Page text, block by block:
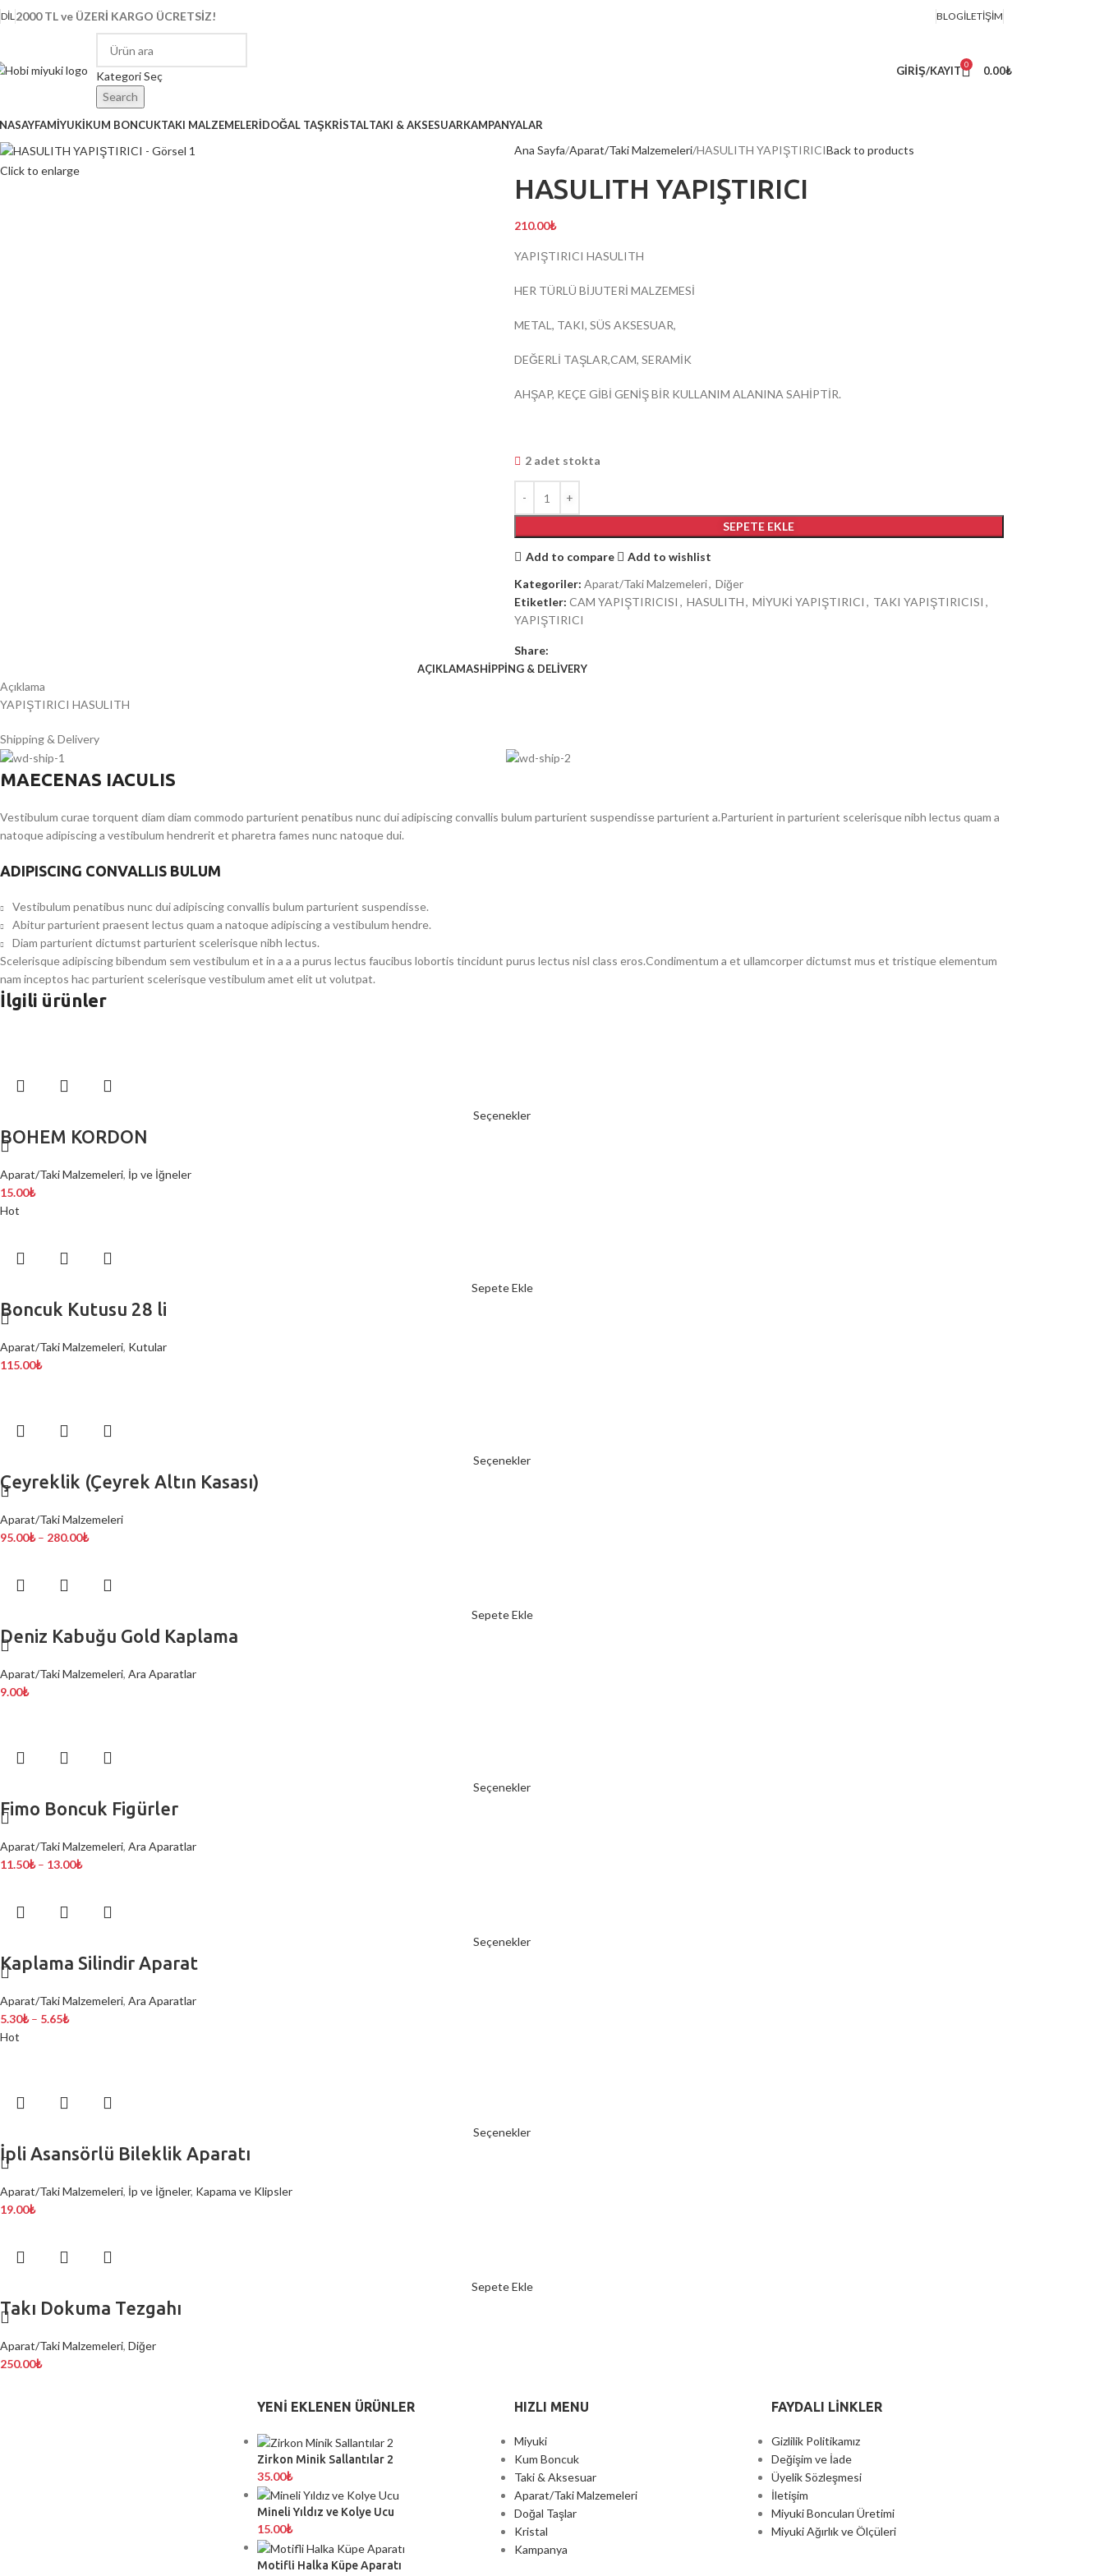
DIL2000 TL ve ÜZERİ KARGO ÜCRETSİZ! BLOGİLETIŞIM
Kategori Seç
Search
GIRIŞ/KAYIT 0 0.00₺
MİYUKİKUM BONCUKTAKI MALZEMELERİDOĞAL TAŞKRİSTALTAKI & AKSESUARKAMPANYALAR
Click to enlarge
Ana Sayfa Aparat/Taki Malzemeleri HASULITH YAPIŞTIRICIBack to products
HASULITH YAPIŞTIRICI
210.00₺
YAPIŞTIRICI HASULITH
HER TÜRLÜ BİJUTERİ MALZEMESİ
METAL, TAKI, SÜS AKSESUAR,
DEĞERLİ TAŞLAR,CAM, SERAMİK
AHŞAP, KEÇE GİBİ GENİŞ BİR KULLANIM ALANINA SAHİPTİR.
2 adet stokta
SEPETE EKLE
Add to compare
Add to wishlist
Kategoriler: Aparat/Taki Malzemeleri, Diğer
Etiketler: CAM YAPIŞTIRICISI , HASULITH, MİYUKİ YAPIŞTIRICI , TAKI YAPIŞTIRICISI ,
YAPIŞTIRICI
Share:
AÇIKLAMASHIPPING & DELIVERY
Açıklama
YAPIŞTIRICI HASULITH
Shipping & Delivery
MAECENAS IACULIS
Vestibulum curae torquent diam diam commodo parturient penatibus nunc dui adipiscing convallis bulum parturient suspendisse parturient a.Parturient in parturient scelerisque nibh lectus quam a
natoque adipiscing a vestibulum hendrerit et pharetra fames nunc natoque dui.
ADIPISCING CONVALLIS BULUM
Vestibulum penatibus nunc dui adipiscing convallis bulum parturient suspendisse.
Abitur parturient praesent lectus quam a natoque adipiscing a vestibulum hendre.
Diam parturient dictumst parturient scelerisque nibh lectus.
Scelerisque adipiscing bibendum sem vestibulum et in a a a purus lectus faucibus lobortis tincidunt purus lectus nisl class eros.Condimentum a et ullamcorper dictumst mus et tristique elementum
nam inceptos hac parturient scelerisque vestibulum amet elit ut volutpat.
İlgili ürünler
Seçenekler
BOHEM KORDON
Aparat/Taki Malzemeleri, İp ve İğneler
15.00₺
Hot
Sepete Ekle
Boncuk Kutusu 28 li
Aparat/Taki Malzemeleri, Kutular
115.00₺
Seçenekler
Çeyreklik (Çeyrek Altın Kasası)
Aparat/Taki Malzemeleri
95.00₺ – 280.00₺
Sepete Ekle
Deniz Kabuğu Gold Kaplama
Aparat/Taki Malzemeleri, Ara Aparatlar
9.00₺
Seçenekler
Fimo Boncuk Figürler
Aparat/Taki Malzemeleri, Ara Aparatlar
11.50₺ – 13.00₺
Seçenekler
Kaplama Silindir Aparat
Aparat/Taki Malzemeleri, Ara Aparatlar
5.30₺ – 5.65₺
Hot
Seçenekler
İpli Asansörlü Bileklik Aparatı
Aparat/Taki Malzemeleri, İp ve İğneler, Kapama ve Klipsler
19.00₺
Sepete Ekle
Takı Dokuma Tezgahı
Aparat/Taki Malzemeleri, Diğer
250.00₺
YENI EKLENEN ÜRÜNLER
Zirkon Minik Sallantılar 2
35.00₺
Mineli Yıldız ve Kolye Ucu
15.00₺
Motifli Halka Küpe Aparatı
HIZLI MENU
Miyuki
Kum Boncuk
Taki & Aksesuar
Aparat/Taki Malzemeleri
Doğal Taşlar
Kristal
Kampanya
FAYDALI LİNKLER
Gizlilik Politikamız
Değişim ve İade
Üyelik Sözleşmesi
İletişim
Miyuki Boncuları Üretimi
Miyuki Ağırlık ve Ölçüleri